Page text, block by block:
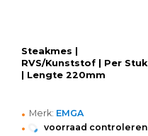
Steakmes |
RVS/Kunststof | Per Stuk
| Lengte 220mm
• Merk: EMGA
• voorraad controleren